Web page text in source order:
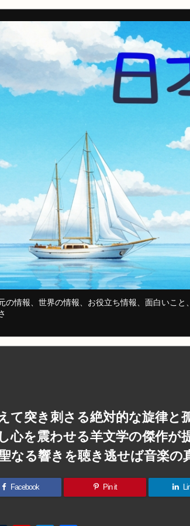
の情報、世界の情報、お役立ち情報、面白いこ
て突き刺さる絶対的な旋律と
心を震わせる羊文学の傑作が
なる響きを聴き逃せば音楽の
Facebook Pin it